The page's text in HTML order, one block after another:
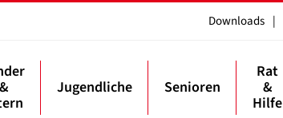
Downloads |
&
Jugendliche Senioren
Rat
&
Hilfe